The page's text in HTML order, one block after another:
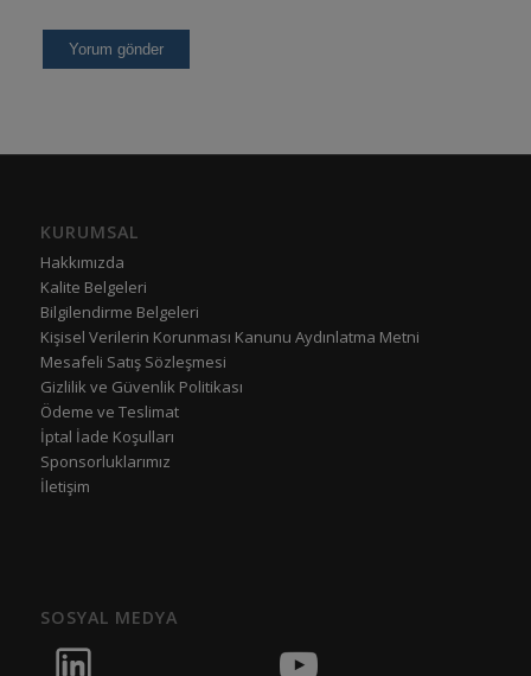
KURUMSAL
Hakkımızda
Kalite Belgeleri
Bilgilendirme Belgeleri
Kişisel Verilerin Korunması Kanunu Aydınlatma Metni
Mesafeli Satış Sözleşmesi
Gizlilik ve Güvenlik Politikası
Ödeme ve Teslimat
İptal İade Koşulları
Sponsorluklarımız
İletişim
SOSYAL MEDYA